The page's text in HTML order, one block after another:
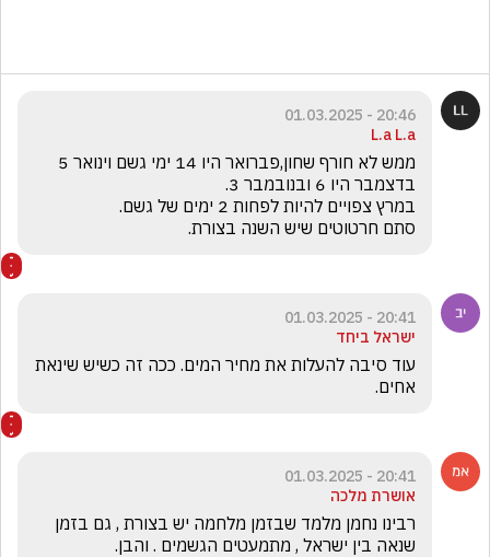
20:46 - 01.03.2025
L.a L.a
סתם חרטוטים שיש השנה בצורת.
20:41 - 01.03.2025
ישראל ביחד
אחים.
20:41 - 01.03.2025
אושרת מלכה
שנאה בין ישראל , מתמעטים הגשמים . והבן.